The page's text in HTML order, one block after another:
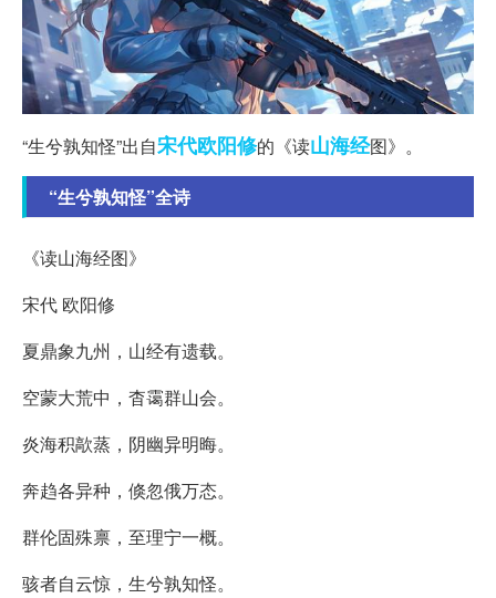
“生兮孰知怪”出自宋代欧阳修的《读山海经图》。
“生兮孰知怪”全诗
《读山海经图》
宋代 欧阳修
夏鼎象九州，山经有遗载。
空蒙大荒中，杳霭群山会。
炎海积歊蒸，阴幽异明晦。
奔趋各异种，倏忽俄万态。
群伦固殊禀，至理宁一概。
骇者自云惊，生兮孰知怪。